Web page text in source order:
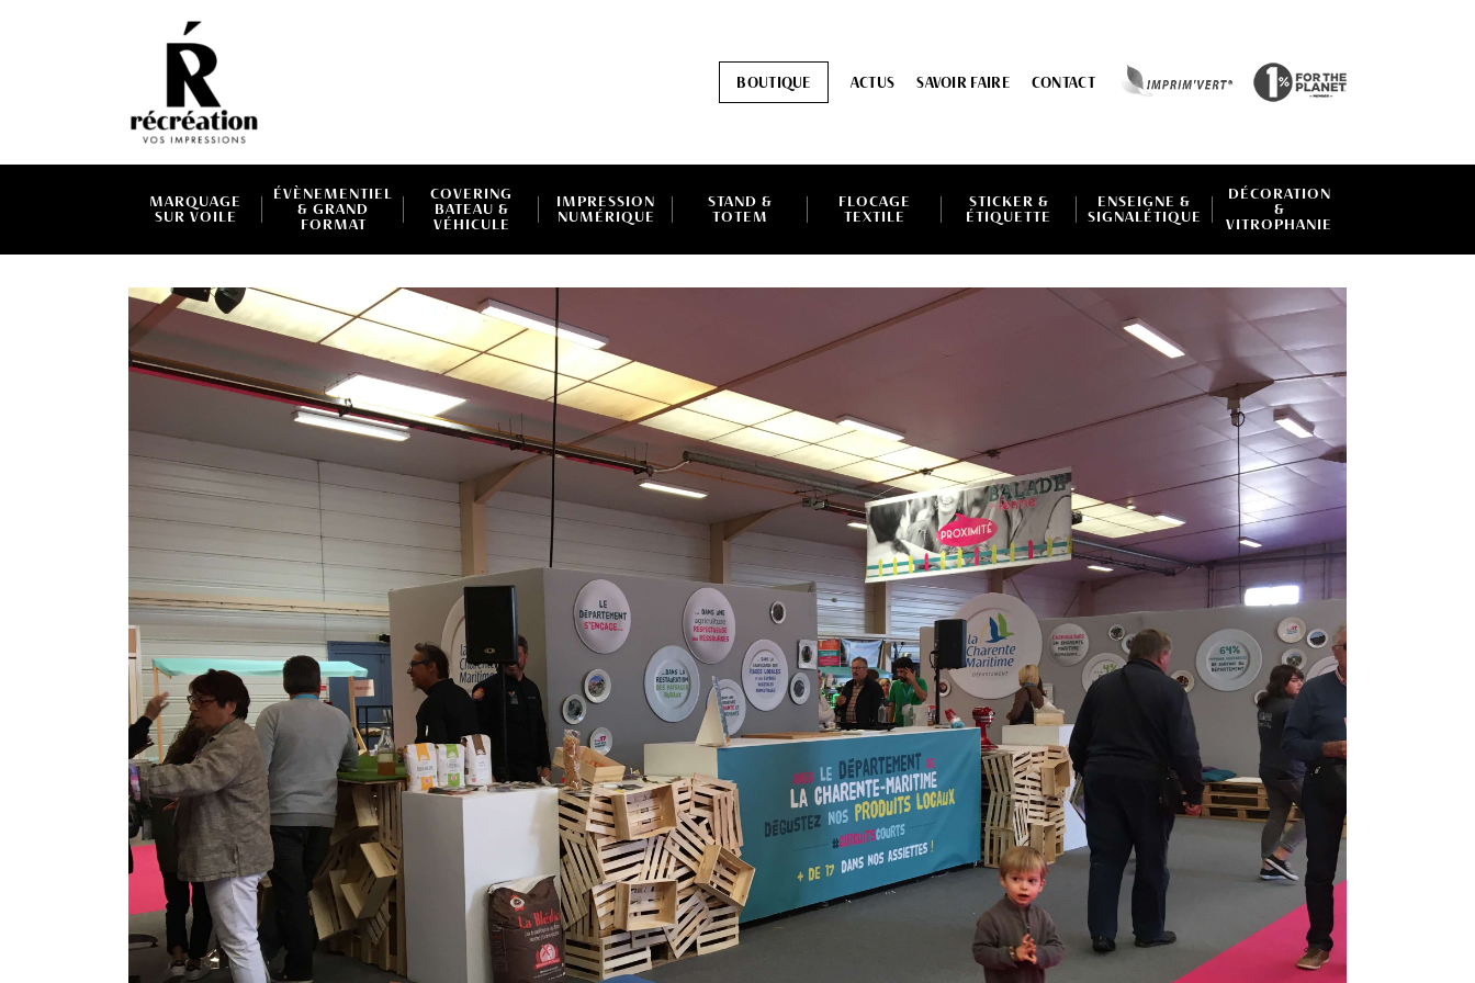
BOUTIQUE ACTUS SAVOIR FAIRE CONTACT
MARQUAGE
SUR VOILE
ÉVÈNEMENTIEL
& GRAND
FORMAT
COVERING
BATEAU &
VÉHICULE
IMPRESSION
NUMÉRIQUE
STAND &
TOTEM
FLOCAGE
TEXTILE
STICKER &
ÉTIQUETTE
ENSEIGNE &
SIGNALÉTIQUE
DÉCORATION
&
VITROPHANIE